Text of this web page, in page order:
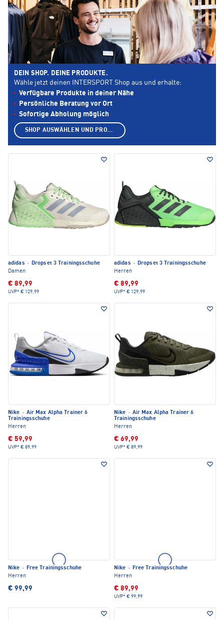
adidas · Dropset 3 Trainingsschuhe
Damen
€ 89,99
UVP* € 129,99
adidas · Dropset 3 Trainingsschuhe
Herren
€ 89,99
UVP* € 129,99
Nike · Air Max Alpha Trainer 6
Trainingsschuhe
Herren
€ 59,99
UVP* € 89,99
Nike · Air Max Alpha Trainer 6
Trainingsschuhe
Herren
€ 69,99
UVP* € 89,99
Nike · Free Trainingsschuhe
Herren
€ 99,99
Nike · Free Trainingsschuhe
Herren
€ 89,99
UVP* € 99,99
DEIN SHOP. DEINE PRODUKTE.
Wähle jetzt deinen INTERSPORT Shop aus und erhalte:
Verfügbare Produkte in deiner Nähe
Persönliche Beratung vor Ort
Sofortige Abholung möglich
SHOP AUSWÄHLEN UND PRODUKTE ANZEIGEN